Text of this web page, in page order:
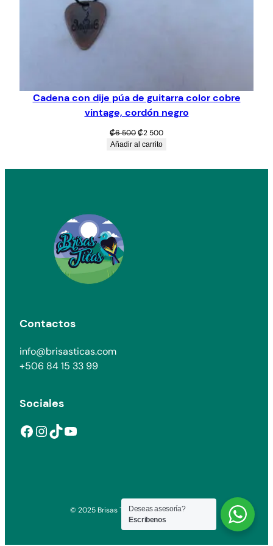
Cadena con dije púa de guitarra color cobre
vintage, cordón negro
₡6 500El
precio
₡2 500El
Añadir al carrito
Contactos
info@brisasticas.com
+506 84 15 33 99
Sociales
Facebook InstagramTikTok YouTube
© 2025 Brisas Ticas. All rights reserved.
Deseas asesoría?
Escribenos